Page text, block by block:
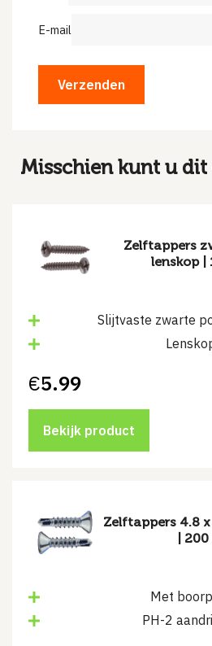
E-mail
Misschien kunt u
Zelftappers
lenskop |
Slijtvaste zwarte
€5.99
Bekijk product
Zelftappers 4.8
|
Met
PH-2